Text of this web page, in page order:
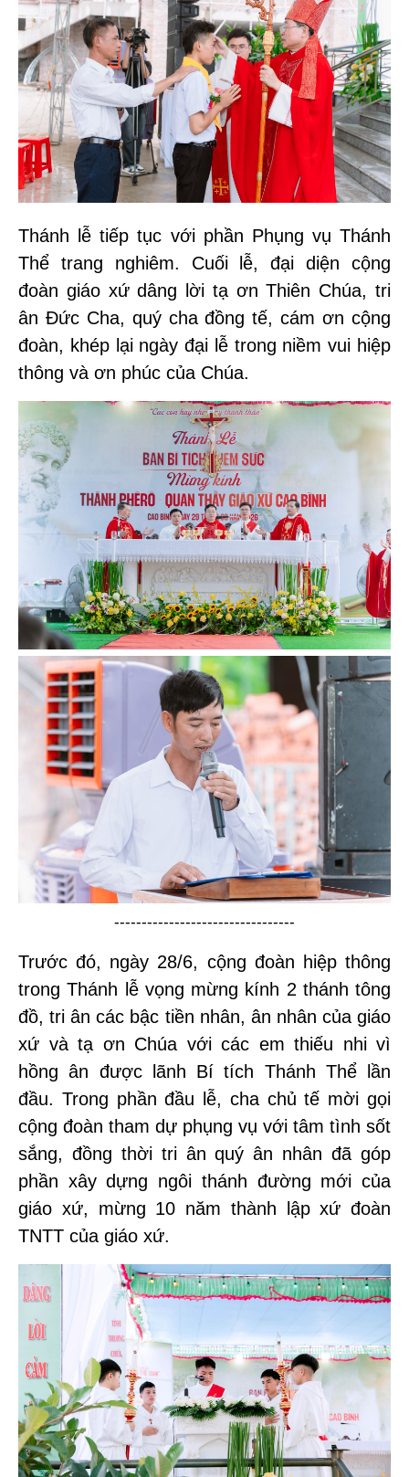
Thánh lễ tiếp tục với phần Phụng vụ Thánh
Thể trang nghiêm. Cuối lễ, đại diện cộng
đoàn giáo xứ dâng lời tạ ơn Thiên Chúa, tri
ân Đức Cha, quý cha đồng tế, cám ơn cộng
đoàn, khép lại ngày đại lễ trong niềm vui hiệp
thông và ơn phúc của Chúa.
---------------------------------
Trước đó, ngày 28/6, cộng đoàn hiệp thông
trong Thánh lễ vọng mừng kính 2 thánh tông
đồ, tri ân các bậc tiền nhân, ân nhân của giáo
xứ và tạ ơn Chúa với các em thiếu nhi vì
hồng ân được lãnh Bí tích Thánh Thể lần
đầu. Trong phần đầu lễ, cha chủ tế mời gọi
cộng đoàn tham dự phụng vụ với tâm tình sốt
sắng, đồng thời tri ân quý ân nhân đã góp
phần xây dựng ngôi thánh đường mới của
giáo xứ, mừng 10 năm thành lập xứ đoàn
TNTT của giáo xứ.